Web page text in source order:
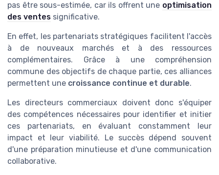
pas être sous-estimée, car ils offrent une optimisation
des ventes significative.
En effet, les partenariats stratégiques facilitent l'accès
à de nouveaux marchés et à des ressources
complémentaires. Grâce à une compréhension
commune des objectifs de chaque partie, ces alliances
permettent une croissance continue et durable.
Les directeurs commerciaux doivent donc s'équiper
des compétences nécessaires pour identifier et initier
ces partenariats, en évaluant constamment leur
impact et leur viabilité. Le succès dépend souvent
d'une préparation minutieuse et d'une communication
collaborative.